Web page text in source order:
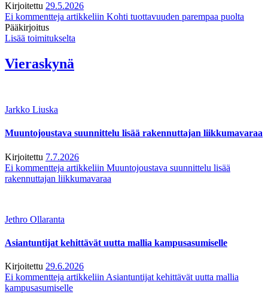
Kirjoitettu 29.5.2026
Ei kommentteja artikkeliin Kohti tuottavuuden parempaa puolta
Pääkirjoitus
Lisää toimitukselta
Vieraskynä
Jarkko Liuska
Muuntojoustava suunnittelu lisää rakennuttajan liikkumavaraa
Kirjoitettu 7.7.2026
Ei kommentteja artikkeliin Muuntojoustava suunnittelu lisää
rakennuttajan liikkumavaraa
Jethro Ollaranta
Asiantuntijat kehittävät uutta mallia kampusasumiselle
Kirjoitettu 29.6.2026
Ei kommentteja artikkeliin Asiantuntijat kehittävät uutta mallia
kampusasumiselle